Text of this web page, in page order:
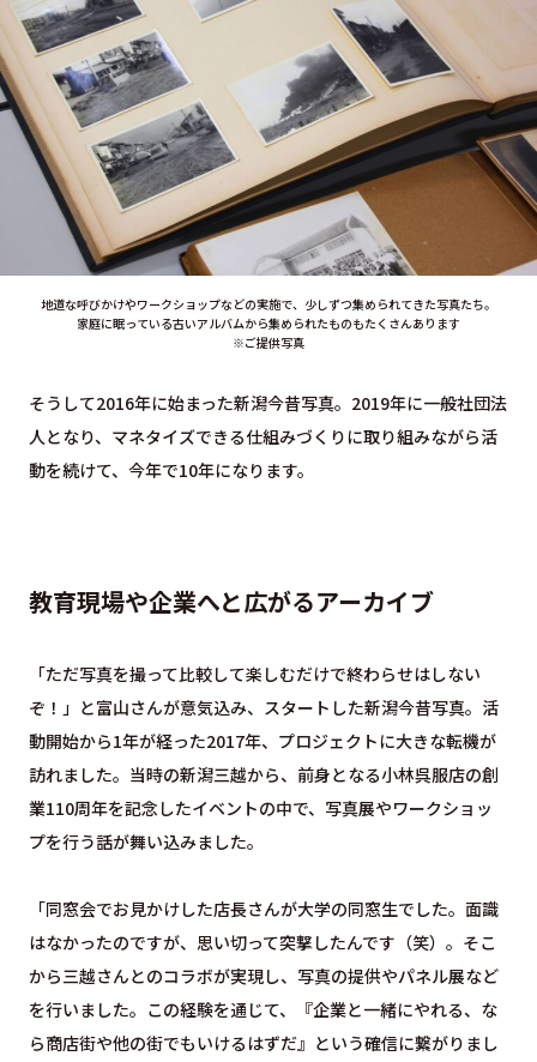
地道な呼びかけやワークショップなどの実施で、少しずつ集められてきた写真たち。
家庭に眠っている古いアルバムから集められたものもたくさんあります
※ご提供写真
そうして2016年に始まった新潟今昔写真。2019年に一般社団法
人となり、マネタイズできる仕組みづくりに取り組みながら活
動を続けて、今年で10年になります。
教育現場や企業へと広がるアーカイブ
「ただ写真を撮って比較して楽しむだけで終わらせはしない
ぞ！」と富山さんが意気込み、スタートした新潟今昔写真。活
動開始から1年が経った2017年、プロジェクトに大きな転機が
訪れました。当時の新潟三越から、前身となる小林呉服店の創
業110周年を記念したイベントの中で、写真展やワークショッ
プを行う話が舞い込みました。
「同窓会でお見かけした店長さんが大学の同窓生でした。面識
はなかったのですが、思い切って突撃したんです（笑）。そこ
から三越さんとのコラボが実現し、写真の提供やパネル展など
を行いました。この経験を通じて、『企業と一緒にやれる、な
ら商店街や他の街でもいけるはずだ』という確信に繋がりまし